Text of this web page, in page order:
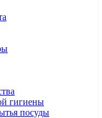
гигиены
посуды